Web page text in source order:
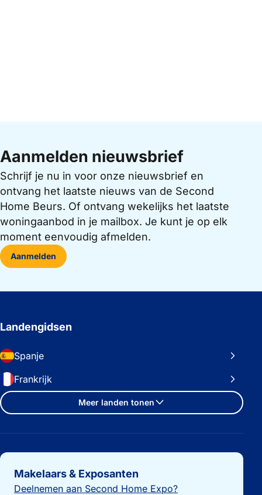
Aanmelden nieuwsbrief
Schrijf je nu in voor onze nieuwsbrief en
ontvang het laatste nieuws van de Second
Home Beurs. Of ontvang wekelijks het laatste
woningaanbod in je mailbox. Je kunt je op elk
moment eenvoudig afmelden.
Aanmelden
Landengidsen
Spanje
Frankrijk
Meer landen tonen
Belangrijke links
Makelaars & Exposanten
Deelnemen aan Second Home Expo?